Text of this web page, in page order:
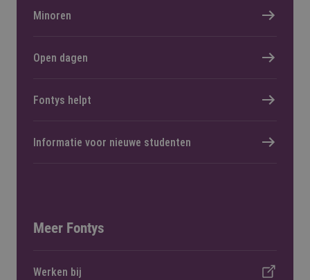
Minoren
Open dagen
Fontys helpt
Informatie voor nieuwe studenten
Meer Fontys
Werken bij